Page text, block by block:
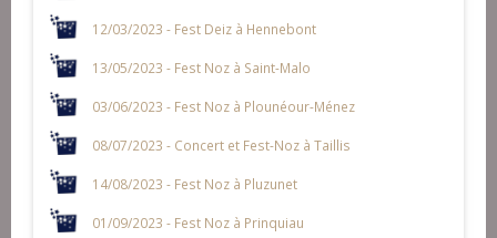
12/03/2023 - Fest Deiz à Hennebont
13/05/2023 - Fest Noz à Saint-Malo
03/06/2023 - Fest Noz à Plounéour-Ménez
08/07/2023 - Concert et Fest-Noz à Taillis
14/08/2023 - Fest Noz à Pluzunet
01/09/2023 - Fest Noz à Prinquiau